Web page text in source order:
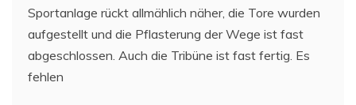
Sportanlage rückt allmählich näher, die Tore wurden
aufgestellt und die Pflasterung der Wege ist fast
abgeschlossen. Auch die Tribüne ist fast fertig. Es
fehlen